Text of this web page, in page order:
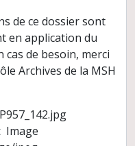
de ce dossier sont
en application du
de besoin, merci
Archives de la MSH
Image